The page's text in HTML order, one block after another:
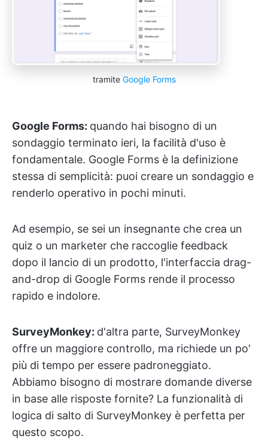
tramite Google Forms
Google Forms: quando hai bisogno di un
sondaggio terminato ieri, la facilità d'uso è
fondamentale. Google Forms è la definizione
stessa di semplicità: puoi creare un sondaggio e
renderlo operativo in pochi minuti.
Ad esempio, se sei un insegnante che crea un
quiz o un marketer che raccoglie feedback
dopo il lancio di un prodotto, l'interfaccia drag-
and-drop di Google Forms rende il processo
rapido e indolore.
SurveyMonkey: d'altra parte, SurveyMonkey
offre un maggiore controllo, ma richiede un po'
più di tempo per essere padroneggiato.
Abbiamo bisogno di mostrare domande diverse
in base alle risposte fornite? La funzionalità di
logica di salto di SurveyMonkey è perfetta per
questo scopo.